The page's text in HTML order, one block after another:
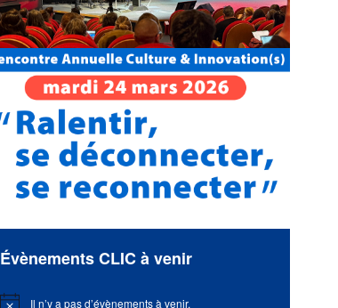
Évènements CLIC à venir
Il n’y a pas d’évènements à venir.